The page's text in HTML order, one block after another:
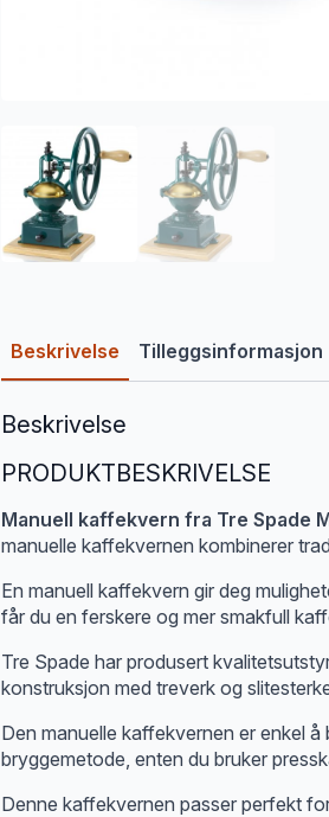
Beskrivelse Tilleggsinformasjon
Beskrivelse
PRODUKTBESKRIVELSE
Manuell kaffekvern fra Tre Spade
manuelle kaffekvernen kombinerer
En manuell kaffekvern gir deg
får du en ferskere og mer smakfull
Tre Spade har produsert
konstruksjon med treverk og
Den manuelle kaffekvernen er enkel
bryggemetode, enten du bruker
Denne kaffekvernen passer perfekt